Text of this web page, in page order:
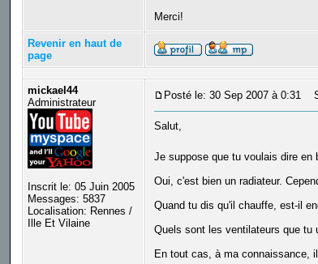
Merci!
Revenir en haut de
page
mickael44
Administrateur
Inscrit le: 05 Juin 2005
Messages: 5837
Localisation: Rennes /
Ille Et Vilaine
Posté le: 30 Sep 2007 à 0:31
Salut,
Je suppose que tu voulais dire en
Oui, c'est bien un radiateur.
Quand tu dis qu'il chauffe, est-il
Quels sont les ventilateurs que tu
En tout cas, à ma connaissance,